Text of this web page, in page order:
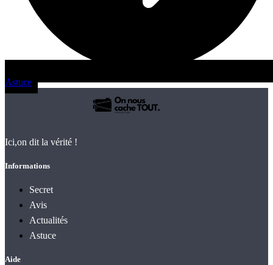
Astuce
Ici,on dit la vérité !
Informations
Secret
Avis
Actualités
Astuce
Aide